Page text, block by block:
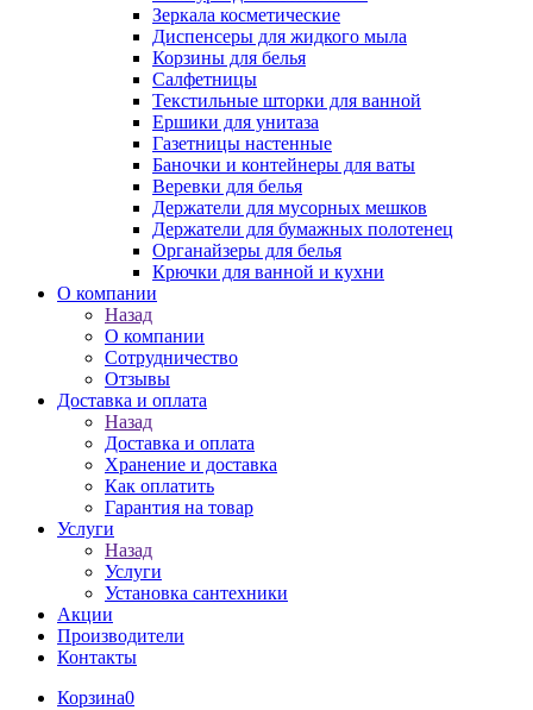
Зеркала косметические
Диспенсеры для жидкого мыла
Корзины для белья
Салфетницы
Текстильные шторки для ванной
Ершики для унитаза
Газетницы настенные
Баночки и контейнеры для ваты
Веревки для белья
Держатели для мусорных мешков
Держатели для бумажных полотенец
Органайзеры для белья
Крючки для ванной и кухни
О компании
Назад
О компании
Сотрудничество
Отзывы
Доставка и оплата
Назад
Доставка и оплата
Хранение и доставка
Как оплатить
Гарантия на товар
Услуги
Назад
Услуги
Установка сантехники
Акции
Производители
Контакты
Корзина0